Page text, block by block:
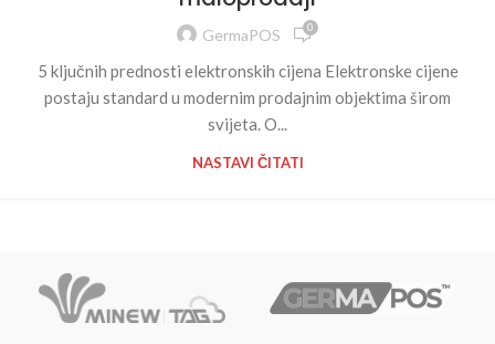
GermaPOS 0
5 ključnih prednosti elektronskih cijena Elektronske cijene
postaju standard u modernim prodajnim objektima širom
svijeta. O...
NASTAVI ČITATI